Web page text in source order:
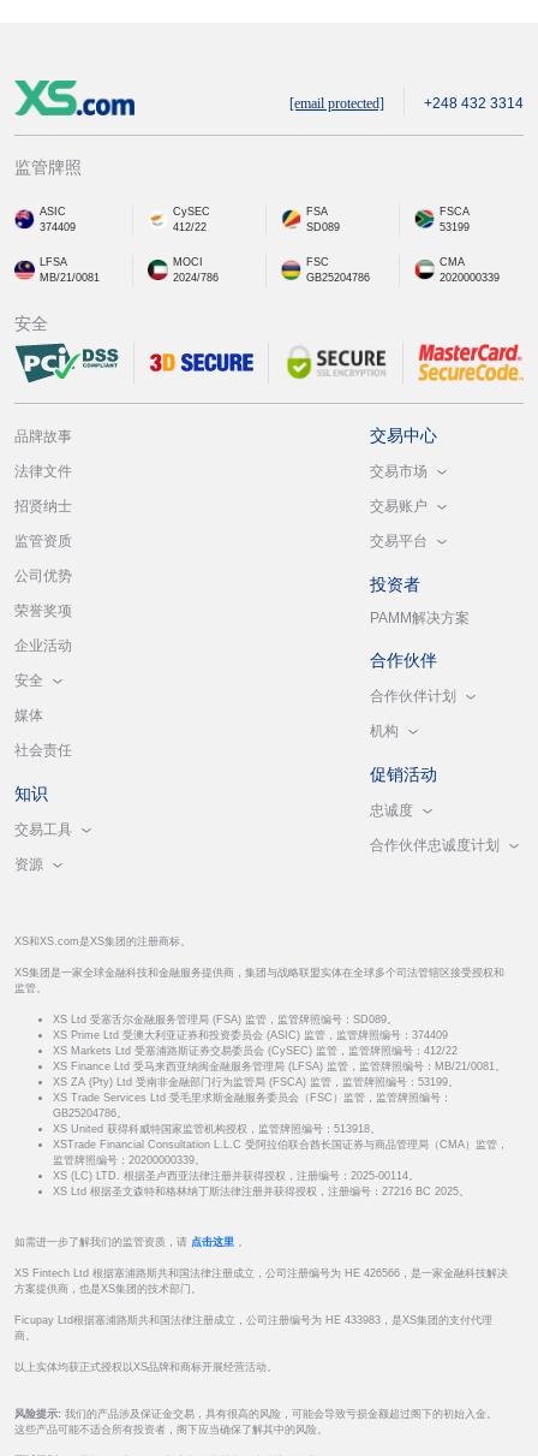
[email protected] +248 432 3314
监管牌照
ASIC
374409
CySEC
412/22
FSA
SD089
FSCA
53199
LFSA
MB/21/0081
MOCI
2024/786
FSC
GB25204786
CMA
2020000339
安全
品牌故事
法律文件
招贤纳士
监管资质
公司优势
荣誉奖项
企业活动
安全
媒体
社会责任
知识
交易工具
资源
交易中心
交易市场
交易账户
交易平台
投资者
PAMM解决方案
合作伙伴
合作伙伴计划
机构
促销活动
忠诚度
合作伙伴忠诚度计划
XS和XS.com是XS集团的注册商标。
XS集团是一家全球金融科技和金融服务提供商，集团与战略联盟实体在全球多个司法管辖区接受授权和
监管。
XS Ltd 受塞舌尔金融服务管理局 (FSA) 监管，监管牌照编号：SD089。
XS Prime Ltd 受澳大利亚证券和投资委员会 (ASIC) 监管，监管牌照编号：374409
XS Markets Ltd 受塞浦路斯证券交易委员会 (CySEC) 监管，监管牌照编号：412/22
XS Finance Ltd 受马来西亚纳闽金融服务管理局 (LFSA) 监管，监管牌照编号：MB/21/0081。
XS ZA (Pty) Ltd 受南非金融部门行为监管局 (FSCA) 监管，监管牌照编号：53199。
XS Trade Services Ltd 受毛里求斯金融服务委员会（FSC）监管，监管牌照编号：
GB25204786。
XS United 获得科威特国家监管机构授权，监管牌照编号：513918。
XSTrade Financial Consultation L.L.C 受阿拉伯联合酋长国证券与商品管理局（CMA）监管，
监管牌照编号：20200000339。
XS (LC) LTD. 根据圣卢西亚法律注册并获得授权，注册编号：2025-00114。
XS Ltd 根据圣文森特和格林纳丁斯法律注册并获得授权，注册编号：27216 BC 2025。
如需进一步了解我们的监管资质，请 点击这里 。
XS Fintech Ltd 根据塞浦路斯共和国法律注册成立，公司注册编号为 HE 426566，是一家金融科技解决
方案提供商，也是XS集团的技术部门。
Ficupay Ltd根据塞浦路斯共和国法律注册成立，公司注册编号为 HE 433983，是XS集团的支付代理
商。
以上实体均获正式授权以XS品牌和商标开展经营活动。
风险提示: 我们的产品涉及保证金交易，具有很高的风险，可能会导致亏损金额超过阁下的初始入金。
这些产品可能不适合所有投资者，阁下应当确保了解其中的风险。